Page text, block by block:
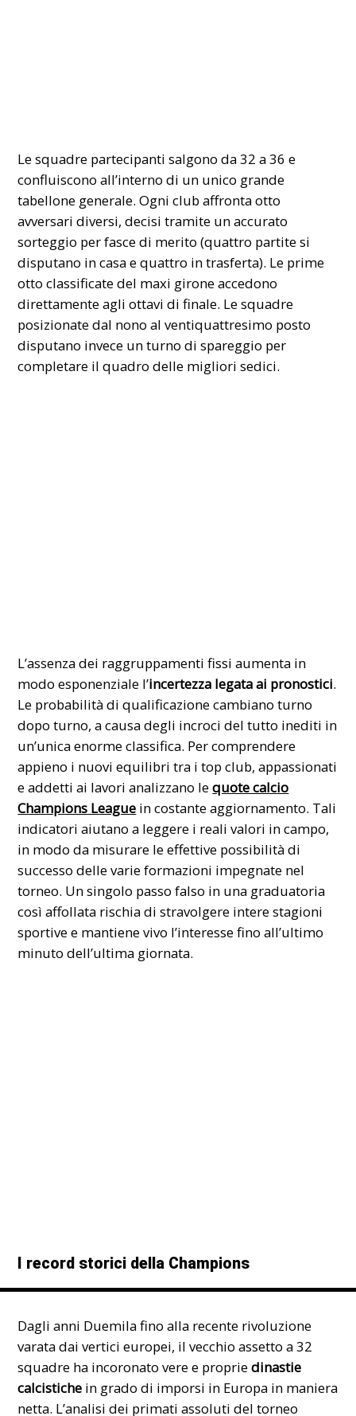
​Le squadre partecipanti salgono da 32 a 36 e
confluiscono all’interno di un unico grande
tabellone generale. Ogni club affronta otto
avversari diversi, decisi tramite un accurato
sorteggio per fasce di merito (quattro partite si
disputano in casa e quattro in trasferta). Le prime
otto classificate del maxi girone accedono
direttamente agli ottavi di finale. Le squadre
posizionate dal nono al ventiquattresimo posto
disputano invece un turno di spareggio per
completare il quadro delle migliori sedici.
​L’assenza dei raggruppamenti fissi aumenta in
modo esponenziale l’incertezza legata ai pronostici.
Le probabilità di qualificazione cambiano turno
dopo turno, a causa degli incroci del tutto inediti in
un’unica enorme classifica. Per comprendere
appieno i nuovi equilibri tra i top club, appassionati
e addetti ai lavori analizzano lequote calcio
Champions League in costante aggiornamento. Tali
indicatori aiutano a leggere i reali valori in campo,
in modo da misurare le effettive possibilità di
successo delle varie formazioni impegnate nel
torneo. Un singolo passo falso in una graduatoria
così affollata rischia di stravolgere intere stagioni
sportive e mantiene vivo l’interesse fino all’ultimo
minuto dell’ultima giornata.
I record storici della Champions
Dagli anni Duemila fino alla recente rivoluzione
varata dai vertici europei, il vecchio assetto a 32
squadre ha incoronato vere e propriedinastie
calcistiche in grado di imporsi in Europa in maniera
netta. L’analisi dei primati assoluti del torneo